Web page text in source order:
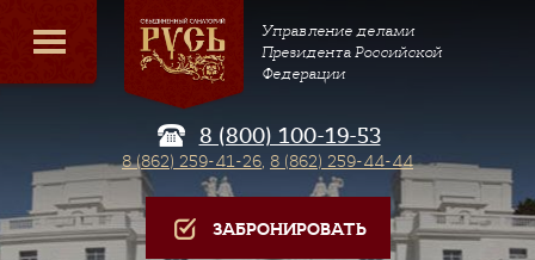
Управление делами
Президента Российской
Федерации
8 (800) 100-19-53
8 (862) 259-41-26, 8 (862) 259-44-44
ЗАБРОНИРОВАТЬ